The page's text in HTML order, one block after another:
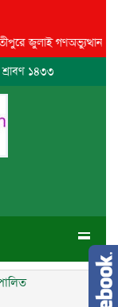
জুলাই গণঅভ্যুত্থান দিবস
১৪৩৩